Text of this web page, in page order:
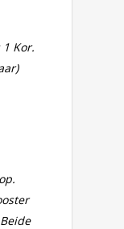
1 Kor.